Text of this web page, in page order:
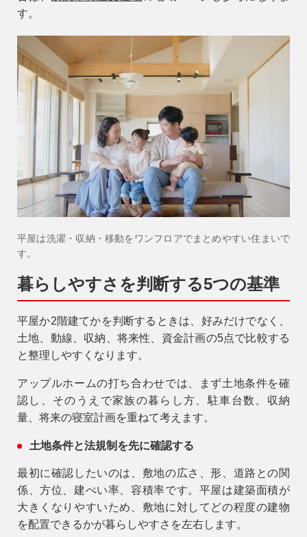
す。
平屋は洗濯・収納・移動をワンフロアでまとめやすい住まいで
す。
暮らしやすさを判断する5つの基準
平屋か2階建てかを判断するときは、好みだけでなく、
土地、動線、収納、将来性、資金計画の5点で比較する
と整理しやすくなります。
アップルホームの打ち合わせでは、まず土地条件を確
認し、そのうえで家族の暮らし方、駐車台数、収納
量、将来の寝室計画を重ねて考えます。
土地条件と法規制を先に確認する
最初に確認したいのは、敷地の広さ、形、道路との関
係、方位、建ぺい率、容積率です。平屋は建築面積が
大きくなりやすいため、敷地に対してどの程度の建物
を配置できるかが暮らしやすさを左右します。